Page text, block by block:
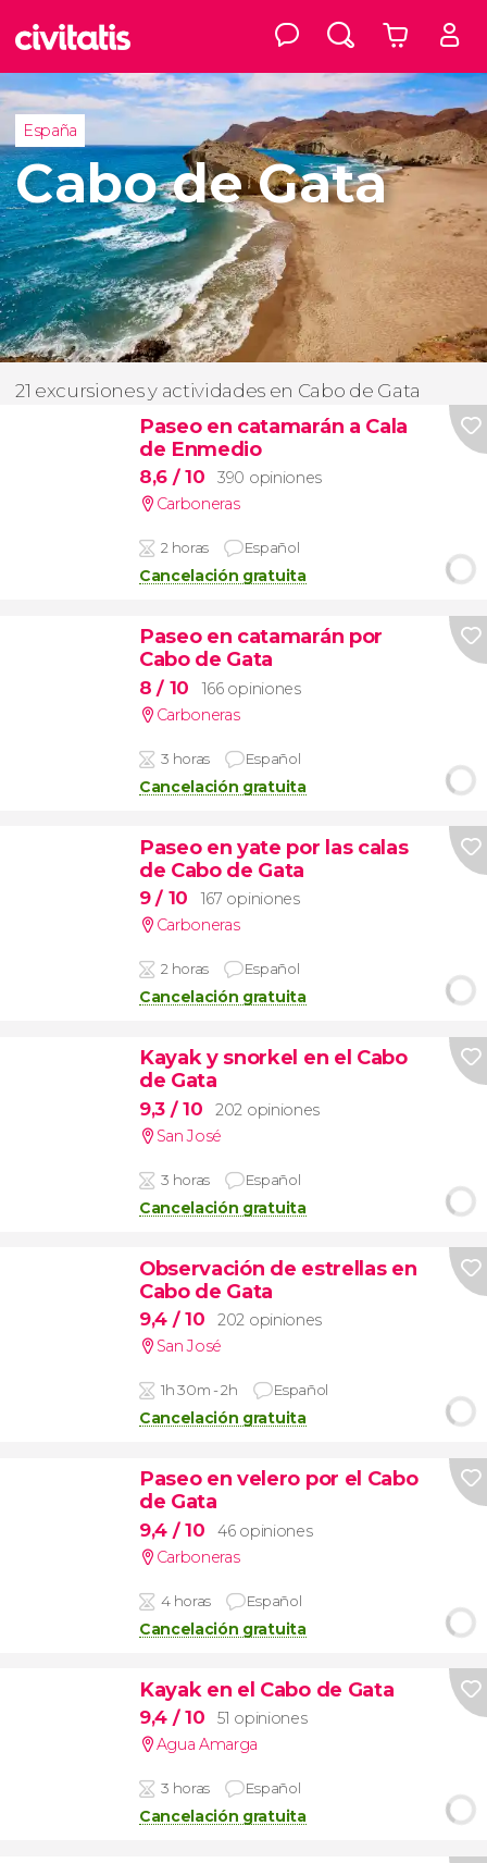
España
Cabo de Gata
21 excursiones y actividades en Cabo de Gata
Paseo en catamarán a Cala
de Enmedio
8,6 / 10
390 opiniones
Carboneras
2 horas Español
Cancelación gratuita
Paseo en catamarán por
Cabo de Gata
8/ 10
166 opiniones
Carboneras
3 horas Español
Cancelación gratuita
Paseo en yate por las calas
de Cabo de Gata
9/ 10
167 opiniones
Carboneras
2 horas Español
Cancelación gratuita
Kayak y snorkel en el Cabo
de Gata
9,3 / 10
202 opiniones
San José
3 horas Español
Cancelación gratuita
Observación de estrellas en
Cabo de Gata
9,4 / 10
202 opiniones
San José
1h 30m - 2h Español
Cancelación gratuita
Paseo en velero por el Cabo
de Gata
9,4 / 10
46 opiniones
Carboneras
4 horas Español
Cancelación gratuita
Kayak en el Cabo de Gata
9,4 / 10
51 opiniones
Agua Amarga
3 horas Español
Cancelación gratuita